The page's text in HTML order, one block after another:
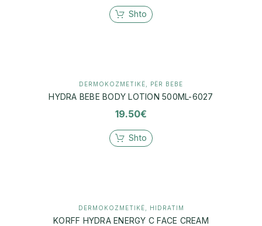
Shto
DERMOKOZMETIKË PËR BEBE
HYDRA BEBE BODY LOTION 500ML-6027
19.50€
Shto
DERMOKOZMETIKË HIDRATIM
KORFF HYDRA ENERGY C FACE CREAM